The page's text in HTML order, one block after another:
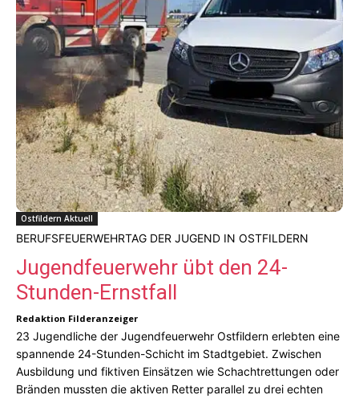
Ostfildern Aktuell
BERUFSFEUERWEHRTAG DER JUGEND IN OSTFILDERN
Jugendfeuerwehr übt den 24-
Stunden-Ernstfall
Redaktion Filderanzeiger
23 Jugendliche der Jugendfeuerwehr Ostfildern erlebten eine
spannende 24-Stunden-Schicht im Stadtgebiet. Zwischen
Ausbildung und fiktiven Einsätzen wie Schachtrettungen oder
Bränden mussten die aktiven Retter parallel zu drei echten